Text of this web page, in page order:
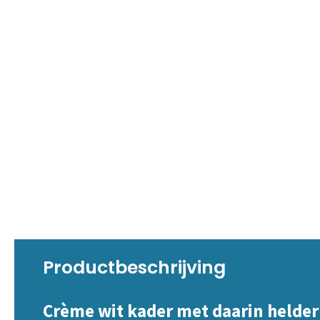
Productbeschrijving
Crème wit kader met daarin